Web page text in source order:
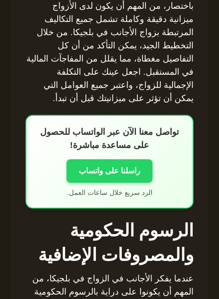
باختصار، من المهم أن يكون لدى الأزواج
ميزانية دقيقة وكاملة تشمل جميع التكاليف
المرتبطة بزواج الأجانب في بلجيكا. من خلال
التخطيط الجيد، يمكن التأكد من أن كل
التفاصيل مغطاة، مما يقلل من المفاجآت المالية
في المستقبل. اجعل عينك على التكلفة
الإجمالية للزواج، واعتبر جميع العوامل التي
يمكن أن تؤثر على ميزانيتك قبل أن تبدأ.
تواصل معنا الآن عبر الواتساب للحصول
على مساعدة مباشرة!
راسلنا على واتساب
الرد سريع خلال ساعات العمل.
الرسوم الحكومية
والمصروفات الإضافية
عندما يفكر الأجانب في الزواج في بلجيكا، من
المهم أن يكونوا على دراية بالرسوم الحكومية